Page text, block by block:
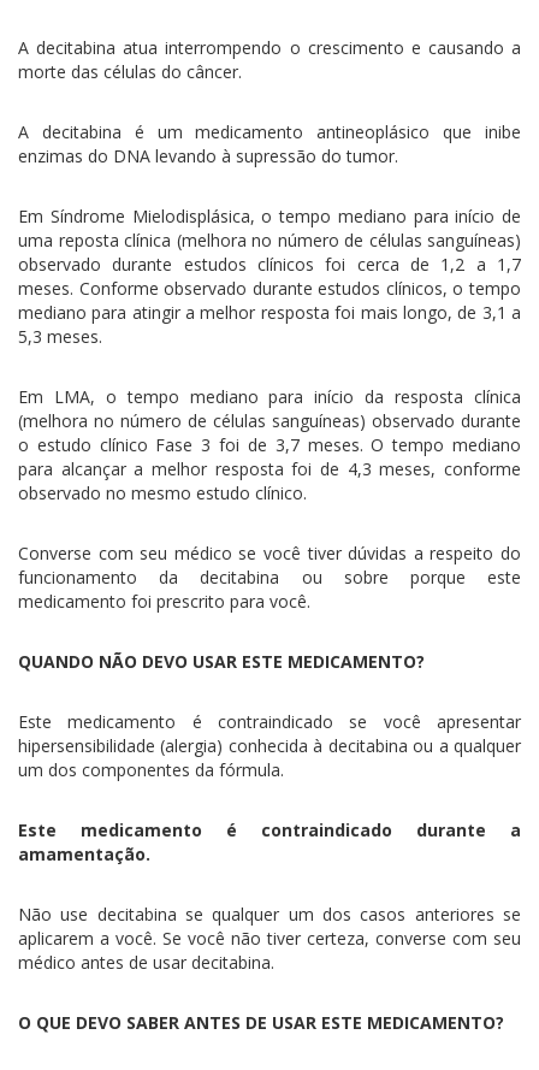
A decitabina atua interrompendo o crescimento e causando a
morte das células do câncer.
A decitabina é um medicamento antineoplásico que inibe
enzimas do DNA levando à supressão do tumor.
Em Síndrome Mielodisplásica, o tempo mediano para início de
uma reposta clínica (melhora no número de células sanguíneas)
observado durante estudos clínicos foi cerca de 1,2 a 1,7
meses. Conforme observado durante estudos clínicos, o tempo
mediano para atingir a melhor resposta foi mais longo, de 3,1 a
5,3 meses.
Em LMA, o tempo mediano para início da resposta clínica
(melhora no número de células sanguíneas) observado durante
o estudo clínico Fase 3 foi de 3,7 meses. O tempo mediano
para alcançar a melhor resposta foi de 4,3 meses, conforme
observado no mesmo estudo clínico.
Converse com seu médico se você tiver dúvidas a respeito do
funcionamento da decitabina ou sobre porque este
medicamento foi prescrito para você.
QUANDO NÃO DEVO USAR ESTE MEDICAMENTO?
Este medicamento é contraindicado se você apresentar
hipersensibilidade (alergia) conhecida à decitabina ou a qualquer
um dos componentes da fórmula.
Este medicamento é contraindicado durante a
amamentação.
Não use decitabina se qualquer um dos casos anteriores se
aplicarem a você. Se você não tiver certeza, converse com seu
médico antes de usar decitabina.
O QUE DEVO SABER ANTES DE USAR ESTE MEDICAMENTO?